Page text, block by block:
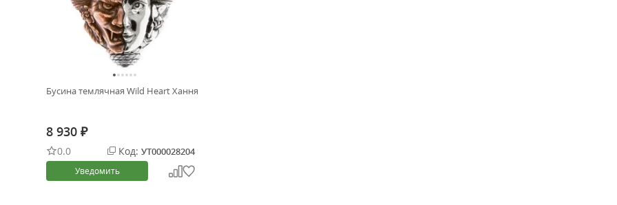
Бусина темлячная Wild Heart Хання
8 930 ₽
0.0 Код: УТ000028204
Уведомить